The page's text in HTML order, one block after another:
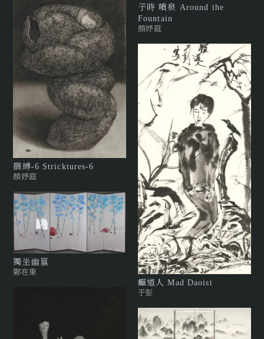
捆縛-6 Stricktures-6
顏妤庭
獨坐幽篁
鄭在東
子時 噴泉 Around the
Fountain
顏妤庭
癲道人 Mad Daoist
于彭